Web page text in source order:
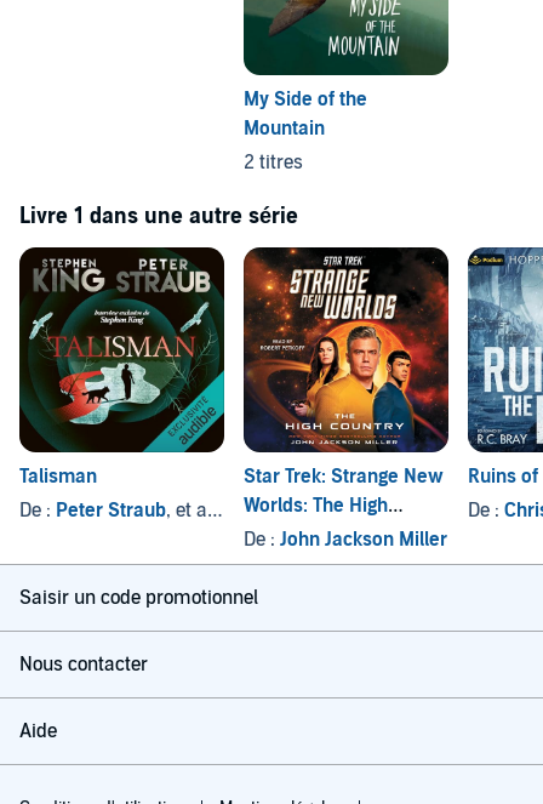
My Side of the
Mountain
2 titres
Livre 1 dans une autre série
Talisman
De : Peter Straub, et autres
Star Trek: Strange New
Worlds: The High
Country
De : John Jackson Miller
Ruins
De :
Saisir un code promotionnel
Nous contacter
Aide